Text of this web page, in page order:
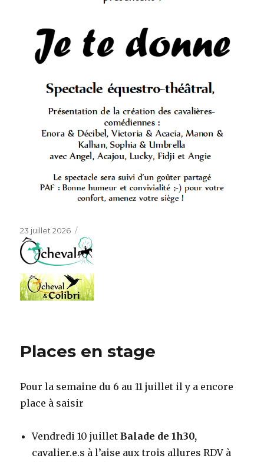
Publié
le
23 juillet 2026
Places en stage
Pour la semaine du 6 au 11 juillet il y a encore
place à saisir
Vendredi 10 juilletBalade de 1h30,
cavalier.e.s à l’aise aux trois allures RDV à